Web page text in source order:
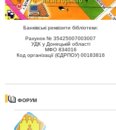
Банківські реквізити бібліотеки:
Рахунок № 35425007003007
УДК у Донецькій області
МФО 834016
Код організації (ЄДРПОУ) 00183816
ФОРУМ